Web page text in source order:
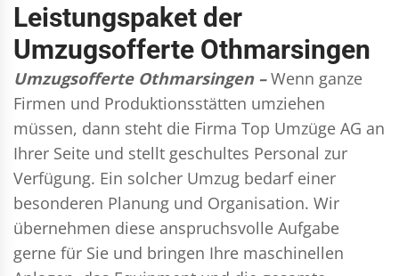
Leistungspaket der
Umzugsofferte Othmarsingen
Umzugsofferte Othmarsingen – Wenn ganze
Firmen und Produktionsstätten umziehen
müssen, dann steht die Firma Top Umzüge AG an
Ihrer Seite und stellt geschultes Personal zur
Verfügung. Ein solcher Umzug bedarf einer
besonderen Planung und Organisation. Wir
übernehmen diese anspruchsvolle Aufgabe
gerne für Sie und bringen Ihre maschinellen